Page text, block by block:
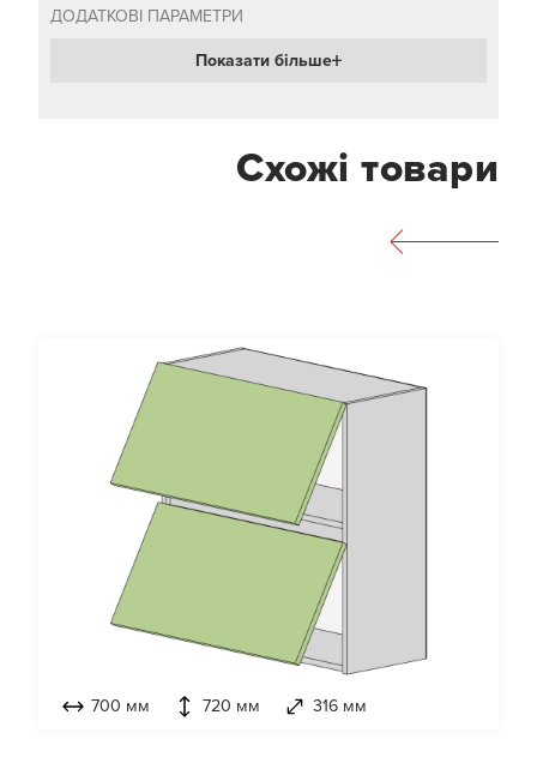
ДОДАТКОВІ ПАРАМЕТРИ
Показати більше
Схожі товари
700 мм 720 мм 316 мм